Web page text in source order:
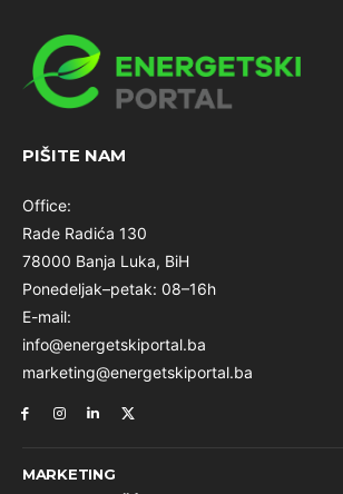
PIŠITE NAM
Office:
Rade Radića 130
78000 Banja Luka, BiH
Ponedeljak–petak: 08–16h
E-mail:
info@energetskiportal.ba
marketing@energetskiportal.ba
MARKETING